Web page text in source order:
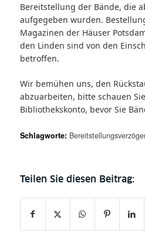
Bereitstellung der Bände, die
aufgegeben wurden.
Magazinen der Häuser
den Linden sind von den
betroffen.
Wir bemühen uns, den
abzuarbeiten, bitte schauen
Bibliothekskonto, bevor Sie
Schlagworte: